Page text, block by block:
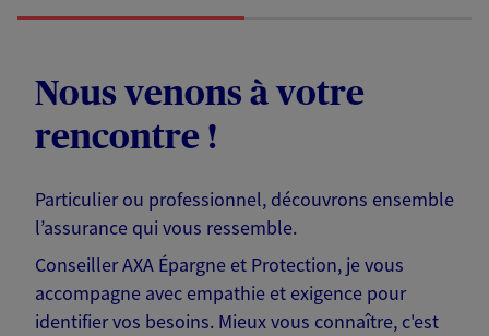
Nous venons à votre
rencontre !
Particulier ou professionnel, découvrons ensemble
l’assurance qui vous ressemble.
Conseiller AXA Épargne et Protection, je vous
accompagne avec empathie et exigence pour
identifier vos besoins. Mieux vous connaître, c'est